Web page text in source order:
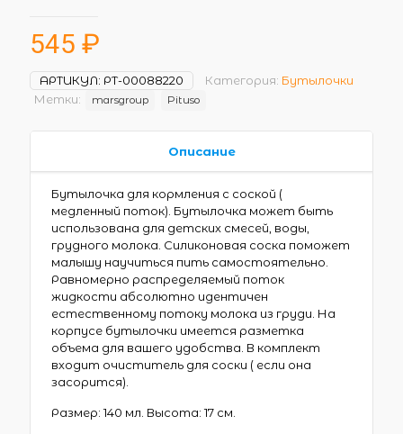
545 ₽
АРТИКУЛ: РТ-00088220 Категория: Бутылочки
Метки:
marsgroup Pituso
Описание
Бутылочка для кормления с соской (
медленный поток). Бутылочка может быть
использована для детских смесей, воды,
грудного молока. Силиконовая соска поможет
малышу научиться пить самостоятельно.
Равномерно распределяемый поток
жидкости абсолютно идентичен
естественному потоку молока из груди. На
корпусе бутылочки имеется разметка
объема для вашего удобства. В комплект
входит очиститель для соски ( если она
засорится).
Размер: 140 мл. Высота: 17 см.